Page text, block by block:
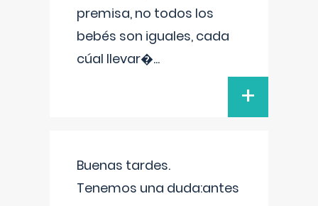
premisa, no todos los
bebés son iguales, cada
cúal llevar�...
+
Buenas tardes.
Tenemos una duda:antes